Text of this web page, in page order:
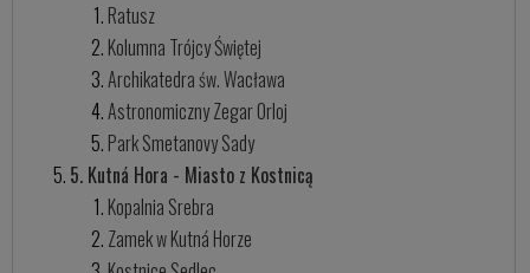
Ratusz
Kolumna Trójcy Świętej
Archikatedra św. Wacława
Astronomiczny Zegar Orloj
Park Smetanovy Sady
5. Kutná Hora - Miasto z Kostnicą
Kopalnia Srebra
Zamek w Kutná Horze